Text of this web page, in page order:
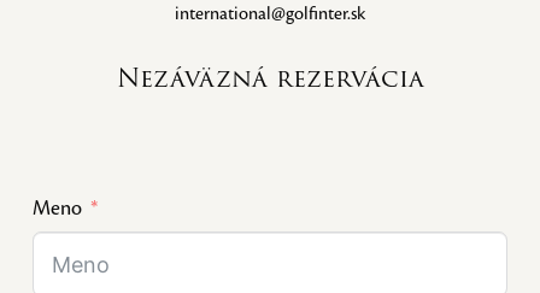
international@golfinter.sk
Nezáväzná rezervácia
Meno